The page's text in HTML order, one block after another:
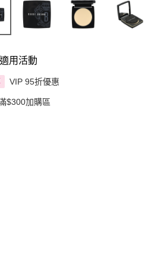
用活動
VIP 95折優惠
$300加購區